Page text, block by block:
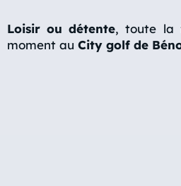
Loisir ou détente, toute la
moment au City golf de